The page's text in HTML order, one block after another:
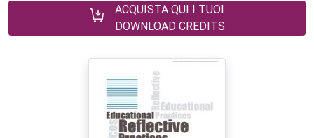
ACQUISTA QUI I TUOI
DOWNLOAD CREDITS